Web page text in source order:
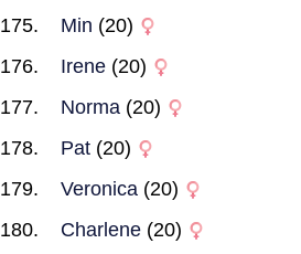
Min (20)
Irene (20)
Norma (20)
Pat (20)
Veronica (20)
Charlene (20)